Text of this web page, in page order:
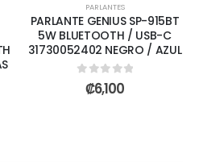
PARLANTES
PARLANTE GENIUS SP-915BT
5W BLUETOOTH / USB-C
31730052402 NEGRO / AZUL
out of 5
₡6,100